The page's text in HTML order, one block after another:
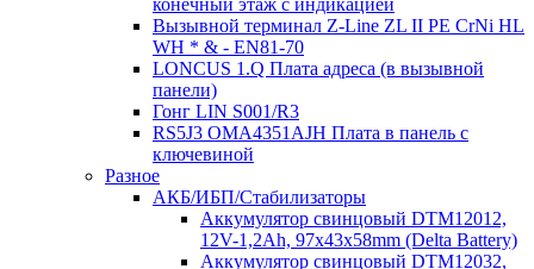
конечный этаж с индикацией
Вызывной терминал Z-Line ZL II PE CrNi HL
WH * & - EN81-70
LONCUS 1.Q Плата адреса (в вызывной
панели)
Гонг LIN S001/R3
RS5J3 OMA4351AJH Плата в панель с
ключевиной
Разное
АКБ/ИБП/Стабилизаторы
Аккумулятор свинцовый DTM12012,
12V-1,2Ah, 97х43х58mm (Delta Battery)
Аккумулятор свинцовый DTM12032,